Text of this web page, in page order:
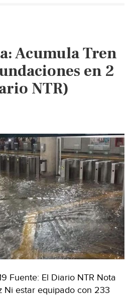
agua
Avenidas
(El
Universal
Hidalgo)
Acumula Tren
en 2
NTR)
Fuente: El Diario NTR Nota
Ni estar equipado con 233